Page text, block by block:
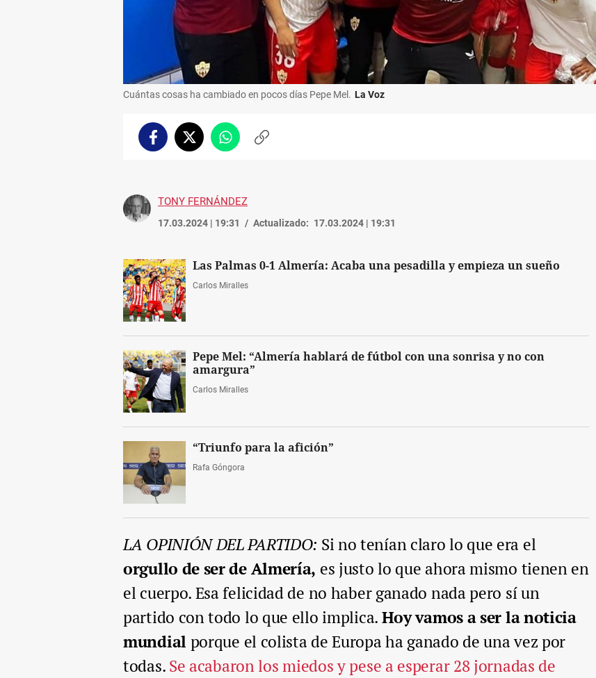
Cuántas cosas ha cambiado en pocos días Pepe Mel. La Voz
FacebookTwitterWhatsappCopiar
TONY FERNÁNDEZ
17.03.2024 | 19:31 Actualizado: 17.03.2024 | 19:31
Las Palmas 0-1 Almería: Acaba una pesadilla y empieza un sueño
Carlos Miralles
Pepe Mel: “Almería hablará de fútbol con una sonrisa y no con
amargura”
Carlos Miralles
“Triunfo para la afición”
Rafa Góngora
LA OPINIÓN DEL PARTIDO: Si no tenían claro lo que era el
orgullo de ser de Almería, es justo lo que ahora mismo tienen en
el cuerpo. Esa felicidad de no haber ganado nada pero sí un
partido con todo lo que ello implica.Hoy vamos a ser la noticia
mundial porque el colista de Europa ha ganado de una vez por
todas.Se acabaron los miedos y pese a esperar 28 jornadas de